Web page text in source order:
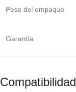
Peso del empaque
Garantía
Compatibilidad